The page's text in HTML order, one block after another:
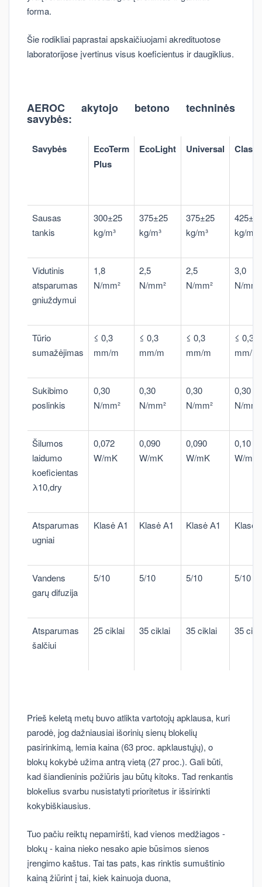
forma.
Šie rodikliai paprastai apskaičiuojami akredituotose
laboratorijose įvertinus visus koeficientus ir daugiklius.
AEROC akytojo betono techninės
savybės:
Savybės
EcoTerm
Plus
EcoLight Universal
Sausas
tankis
300±25
kg/m³
375±25
kg/m³
375±25
kg/m³
kg/m³
Vidutinis
atsparumas
gniuždymui
1,8
N/mm²
2,5
N/mm²
2,5
N/mm²
3,0
N/mm²
Tūrio
sumažėjimas
≤ 0,3
mm/m
≤ 0,3
mm/m
≤ 0,3
mm/m
≤ 0,3
mm/m
Sukibimo
poslinkis
0,30
N/mm²
0,30
N/mm²
0,30
N/mm²
0,30
N/mm²
Šilumos
laidumo
koeficientas
λ10,dry
0,072
W/mK
0,090
W/mK
0,090
W/mK
0,10
W/mK
Atsparumas
ugniai
Klasė А1 Klasė А1 Klasė А1 Klasė
Vandens
garų difuzija
5/10 5/10 5/10 5/10
Atsparumas
šalčiui
25 ciklai 35 ciklai 35 ciklai 35
Prieš keletą metų buvo atlikta vartotojų apklausa, kuri
parodė, jog dažniausiai išorinių sienų blokelių
pasirinkimą, lemia kaina (63 proc. apklaustųjų), o
blokų kokybė užima antrą vietą (27 proc.). Gali būti,
kad šiandieninis požiūris jau būtų kitoks. Tad renkantis
blokelius svarbu nusistatyti prioritetus ir išsirinkti
kokybiškiausius.
Tuo pačiu reiktų nepamiršti, kad vienos medžiagos -
blokų - kaina nieko nesako apie būsimos sienos
įrengimo kaštus. Tai tas pats, kas rinktis sumuštinio
kainą žiūrint į tai, kiek kainuoja duona,